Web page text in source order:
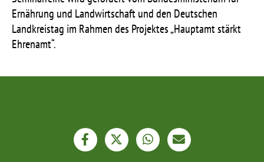
Ernährung und Landwirtschaft und den Deutschen
Landkreistag im Rahmen des Projektes „Hauptamtstärkt
Ehrenamt“.